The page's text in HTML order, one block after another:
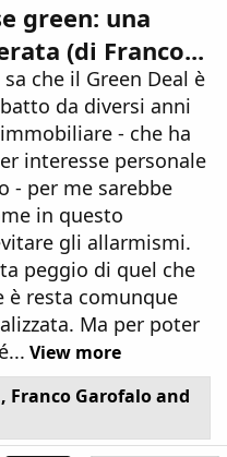
green: una
(di Franco...
che il Green Deal è
da diversi anni
- che ha
interesse personale
- per me sarebbe
in questo
gli allarmismi.
peggio di quel che
è resta comunque
Ma per poter
View more
, Franco Garofaloand